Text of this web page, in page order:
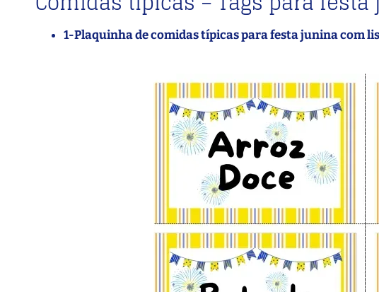
1-Plaquinha de comidas típicas para festa junina com